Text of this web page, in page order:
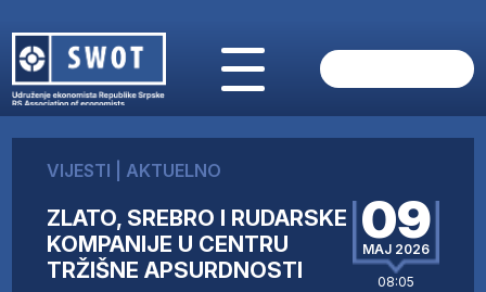
O NAMA
AKTUELNO
ANALIZE
KOMPANIJE
VIJESTI AKTUELNO
ZLATO, SREBRO I RUDARSKE
KOMPANIJE U CENTRU
TRŽIŠNE APSURDNOSTI
09
MAJ 2026
08:05